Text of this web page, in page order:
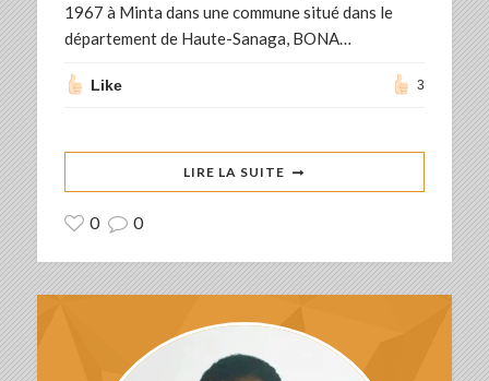
1967 à Minta dans une commune situé dans le
département de Haute-Sanaga, BONA…
Like 3
LIRE LA SUITE
0 0